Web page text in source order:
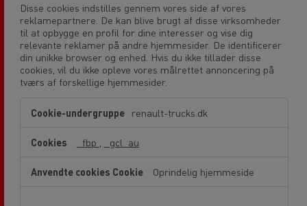
Disse cookies indstilles gennem vores side af vores
reklamepartnere. De kan blive brugt af disse virksomheder
til at opbygge en profil for dine interesser og vise dig
relevante reklamer på andre hjemmesider. De identificerer
din unikke browser og enhed. Hvis du ikke tillader disse
cookies, vil du ikke opleve vores målrettet annoncering på
tværs af forskellige hjemmesider.
Målrettede
renault-trucks.dk
_fbp _gcl_au
Oprindelig hjemmeside